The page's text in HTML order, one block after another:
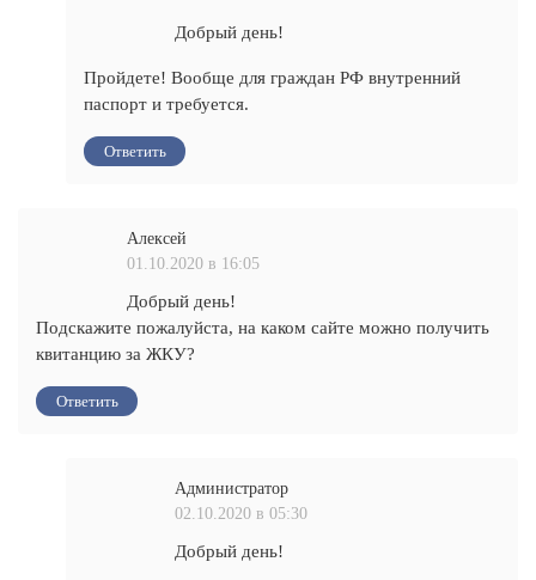
Добрый день!
Пройдете! Вообще для граждан РФ внутренний
паспорт и требуется.
Ответить
Алексей
01.10.2020 в 16:05
Добрый день!
Подскажите пожалуйста, на каком сайте можно получить
квитанцию за ЖКУ?
Ответить
Администратор
02.10.2020 в 05:30
Добрый день!